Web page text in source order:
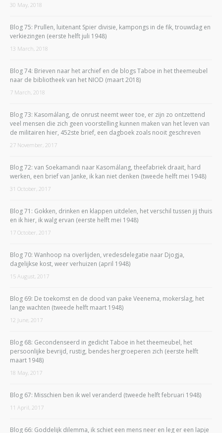
30 May, 2018
Blog 75: Prullen, luitenant Spier divisie, kampongs in de fik, trouwdag en
verkiezingen (eerste helft juli 1948)
13 March, 2018
Blog 74: Brieven naar het archief en de blogs Taboe in het theemeubel
naar de bibliotheek van het NIOD (maart 2018)
7 March, 2018
Blog 73: Kasomálang, de onrust neemt weer toe, er zijn zo ontzettend
veel mensen die zich geen voorstelling kunnen maken van het leven van
de militairen hier, 452ste brief, een dagboek zoals nooit geschreven
27 November, 2017
Blog 72: van Soekamandi naar Kasomálang, theefabriek draait, hard
werken, een brief van Janke, ik kan niet denken (tweede helft mei 1948)
31 October, 2017
Blog 71: Gokken, drinken en klappen uitdelen, het verschil tussen jij thuis
en ik hier, ik walg ervan (eerste helft mei 1948)
17 October, 2017
Blog 70: Wanhoop na overlijden, vredesdelegatie naar Djogja,
dagelijkse kost, weer verhuizen (april 1948)
15 August, 2017
Blog 69: De toekomst en de dood van pake Veenema, mokerslag, het
lange wachten (tweede helft maart 1948)
12 June, 2017
Blog 68: Gecondenseerd in gedicht Taboe in het theemeubel, het
persoonlijke bevrijd, rustig, bendes hergroeperen zich (eerste helft
maart 1948)
18 May, 2017
Blog 67: Misschien ben ik wel veranderd (tweede helft februari 1948)
11 April, 2017
Blog 66: Goddelijk dilemma, ik schiet een mens neer en leg er een lapje